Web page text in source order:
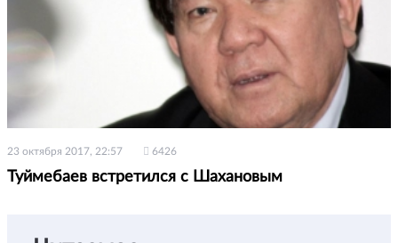
23 октября 2017, 22:57 6426
Туймебаев встретился с Шахановым